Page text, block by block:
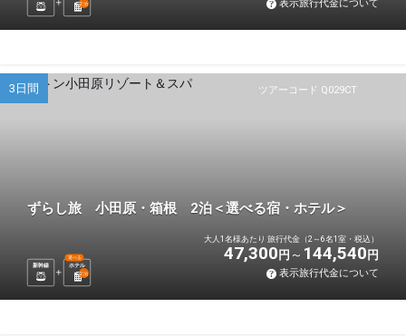
2泊 表示旅行代金について
ツアーコード Q029CT
3日間
ずらし旅 小田原・箱根 2泊＜選べる宿・ホテル＞
新幹線 ホテル
選べる
2泊
大人1名様あたり 旅行代金（2～6名1室・税込）
47,300 円 144,540 円
表示旅行代金について